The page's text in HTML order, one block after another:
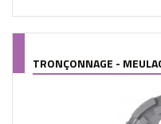
TRONÇONNAGE -